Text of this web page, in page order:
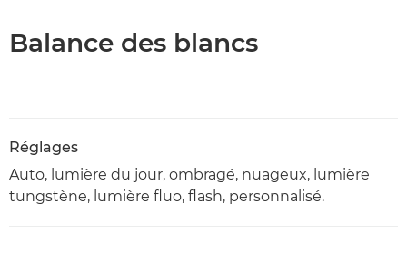
Balance des blancs
Réglages
Auto, lumière du jour, ombragé, nuageux, lumière
tungstène, lumière fluo, flash, personnalisé.